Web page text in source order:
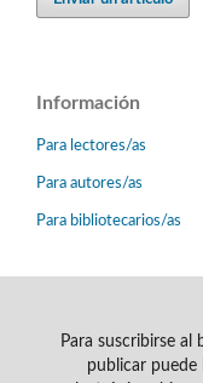
Información
Para lectores/as
Para autores/as
Para bibliotecarios/as
Para suscribirse
publicar puede